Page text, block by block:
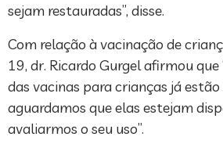
sejam restauradas”, disse.
Com relação à vacinação de
19, dr. Ricardo Gurgel afirmou que
das vacinas para crianças já
aguardamos que elas estejam
avaliarmos o seu uso”.